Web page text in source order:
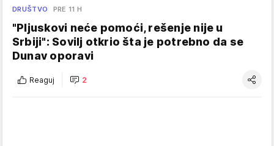
DRUŠTVO PRE 11 H
"Pljuskovi neće pomoći, rešenje nije u
Srbiji": Sovilj otkrio šta je potrebno da se
Dunav oporavi
Reaguj 2